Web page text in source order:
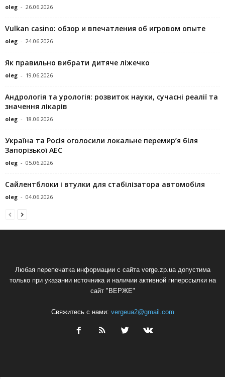
oleg - 26.06.2026
Vulkan casino: обзор и впечатления об игровом опыте
oleg - 24.06.2026
Як правильно вибрати дитяче ліжечко
oleg - 19.06.2026
Андрологія та урологія: розвиток науки, сучасні реалії та
значення лікарів
oleg - 18.06.2026
Україна та Росія оголосили локальне перемир’я біля
Запорізької АЕС
oleg - 05.06.2026
Сайлентблоки і втулки для стабілізатора автомобіля
oleg - 04.06.2026
Любая перепечатка информации с сайта verge.zp.ua допустима
только при указании источника и наличии активной гиперссылки на
сайт "ВЕРЖЕ"
Свяжитесь с нами: vergeua2@gmail.com